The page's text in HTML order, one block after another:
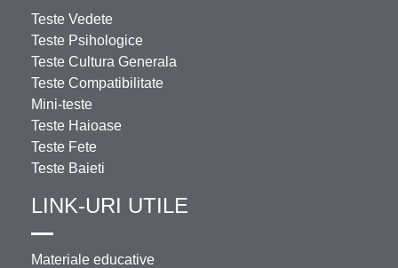
Teste Vedete
Teste Psihologice
Teste Cultura Generala
Teste Compatibilitate
Mini-teste
Teste Haioase
Teste Fete
Teste Baieti
LINK-URI UTILE
Materiale educative